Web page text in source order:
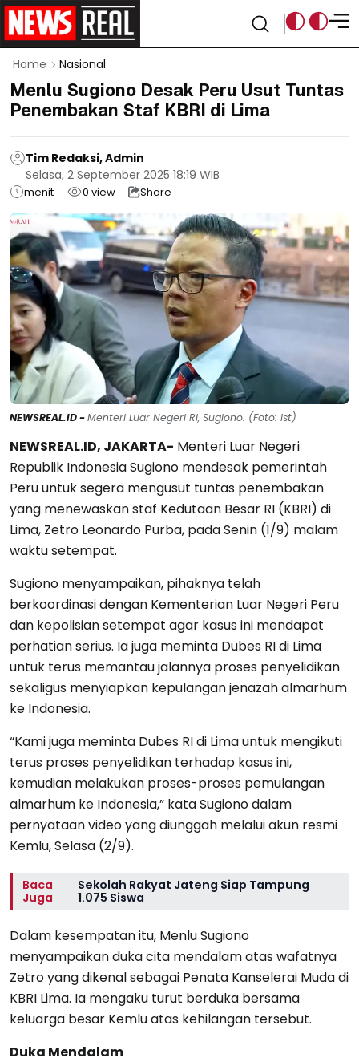
Home Nasional
Menlu Sugiono Desak Peru Usut Tuntas
Penembakan Staf KBRI di Lima
Tim Redaksi, Admin
Selasa, 2 September 2025 18:19 WIB
menit 0 view Share
NEWSREAL.ID -Menteri Luar Negeri RI, Sugiono. (Foto: Ist)
NEWSREAL.ID, JAKARTA- Menteri Luar Negeri
Republik Indonesia Sugiono mendesak pemerintah
Peru untuk segera mengusut tuntas penembakan
yang menewaskan staf Kedutaan Besar RI (KBRI) di
Lima, Zetro Leonardo Purba, pada Senin (1/9) malam
waktu setempat.
Sugiono menyampaikan, pihaknya telah
berkoordinasi dengan Kementerian Luar Negeri Peru
dan kepolisian setempat agar kasus ini mendapat
perhatian serius. Ia juga meminta Dubes RI di Lima
untuk terus memantau jalannya proses penyelidikan
sekaligus menyiapkan kepulangan jenazah almarhum
ke Indonesia.
“Kami juga meminta Dubes RI di Lima untuk mengikuti
terus proses penyelidikan terhadap kasus ini,
kemudian melakukan proses-proses pemulangan
almarhum ke Indonesia,” kata Sugiono dalam
pernyataan video yang diunggah melalui akun resmi
Kemlu, Selasa (2/9).
Baca
Juga
Sekolah Rakyat Jateng Siap Tampung
1.075 Siswa
Dalam kesempatan itu, Menlu Sugiono
menyampaikan duka cita mendalam atas wafatnya
Zetro yang dikenal sebagai Penata Kanselerai Muda di
KBRI Lima. Ia mengaku turut berduka bersama
keluarga besar Kemlu atas kehilangan tersebut.
Duka Mendalam